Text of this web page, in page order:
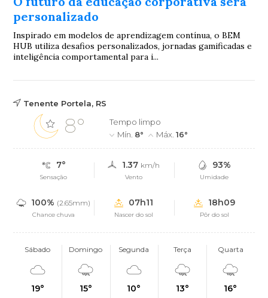
personalizado
Inspirado em modelos de aprendizagem contínua, o BEM
HUB utiliza desafios personalizados, jornadas gamificadas e
inteligência comportamental para i...
Tenente Portela, RS
8°
Tempo limpo
Mín. 8° Máx.16°
7°
Sensação
1.37 km/h
Vento
93%
Umidade
100% (2.65mm)
Chance chuva
07h11
Nascer do sol
18h09
Pôr do sol
Sábado
19°
Domingo
15°
Segunda
10°
Terça
13°
Quarta
16°